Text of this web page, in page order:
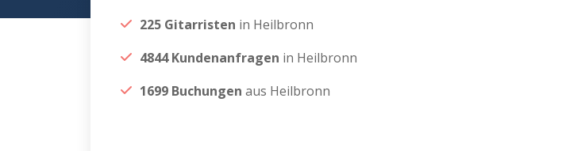
225 Gitarristen in Heilbronn
4844 Kundenanfragen in Heilbronn
1699 Buchungen aus Heilbronn